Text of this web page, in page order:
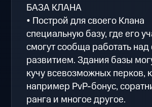
БАЗА КЛАНА
• Построй для своего Клана
специальную базу, где его
смогут сообща работать над
развитием. Здания базы
кучу всевозможных перков,
например PvP-бонус,
ранга и многое другое.